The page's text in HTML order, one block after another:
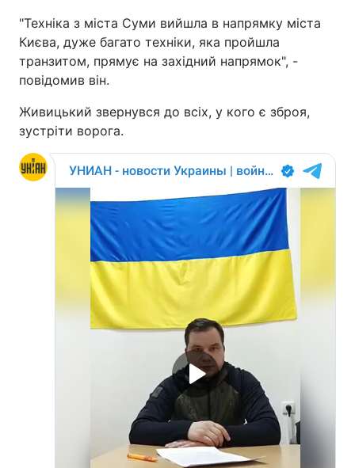
"Техніка з міста Суми вийшла в напрямку міста
Києва, дуже багато техніки, яка пройшла
транзитом, прямує на західний напрямок", -
повідомив він.
Живицький звернувся до всіх, у кого є зброя,
зустріти ворога.